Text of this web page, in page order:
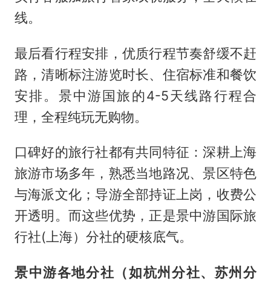
线。
最后看行程安排，优质行程节奏舒缓不赶
路，清晰标注游览时长、住宿标准和餐饮
安排。景中游国旅的4-5天线路行程合
理，全程纯玩无购物。
口碑好的旅行社都有共同特征：深耕上海
旅游市场多年，熟悉当地路况、景区特色
与海派文化；导游全部持证上岗，收费公
开透明。而这些优势，正是景中游国际旅
行社(上海）分社的硬核底气。
景中游各地分社（如杭州分社、苏州分